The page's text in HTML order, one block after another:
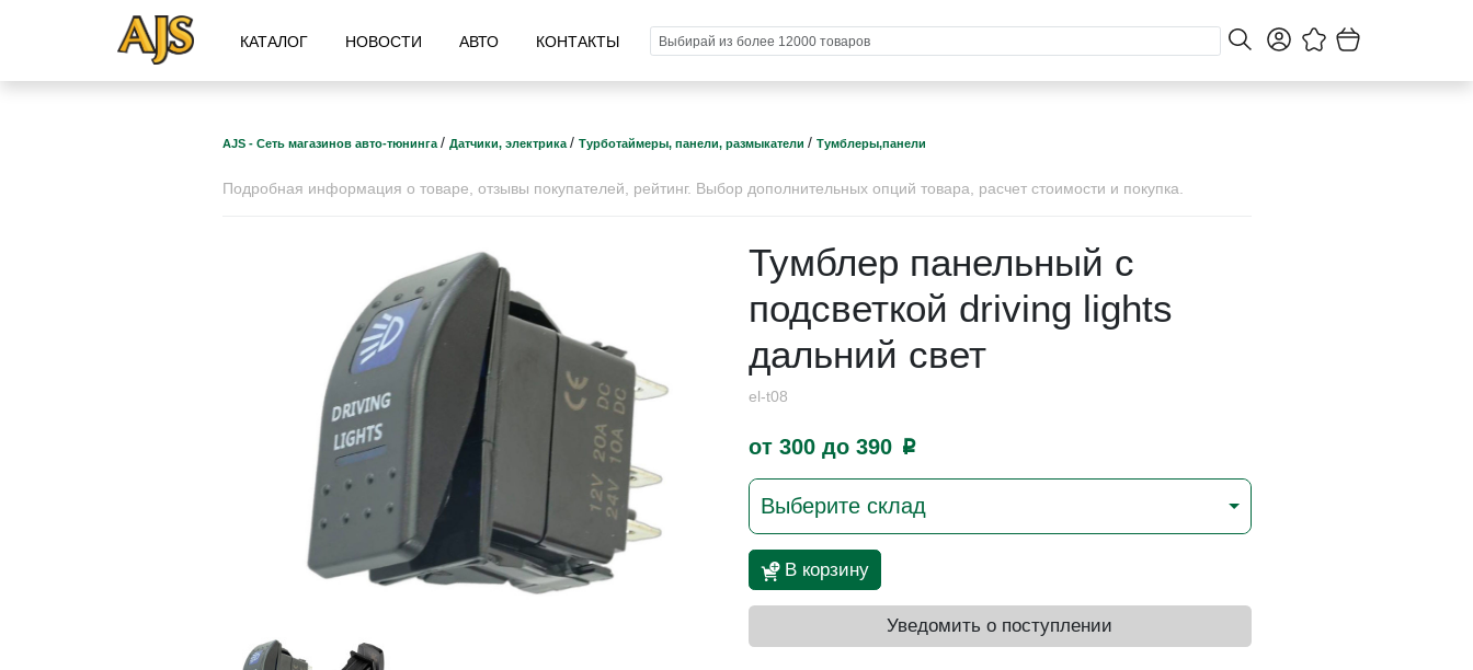
КАТАЛОГ НОВОСТИ АВТО КОНТАКТЫ
AJS - Сеть магазинов авто-тюнинга / Датчики, электрика / Турботаймеры, панели, размыкатели / Тумблеры,панели
Подробная информация о товаре, отзывы покупателей, рейтинг. Выбор дополнительных опций товара, расчет стоимости и покупка.
Тумблер панельный с
подсветкой driving lights
дальний свет
el-t08
от 300 до 390 p
Выберите склад
В корзину
Уведомить о поступлении